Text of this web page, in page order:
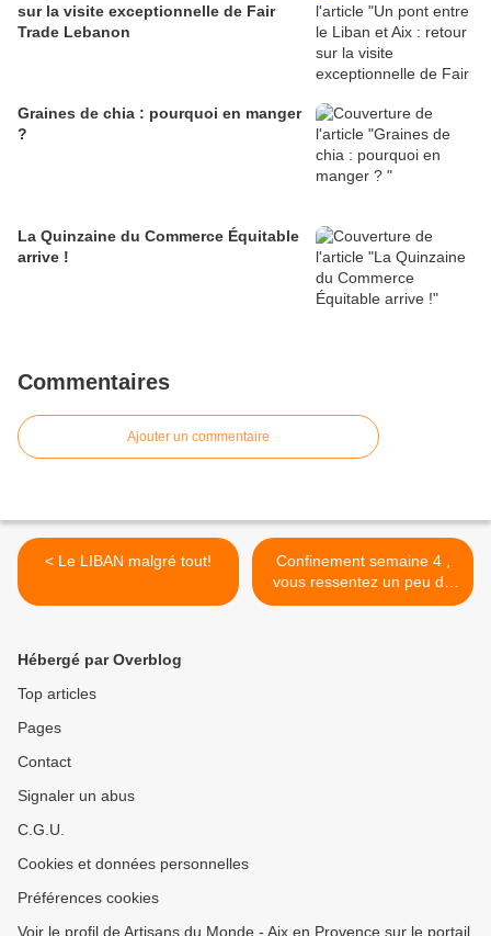
sur la visite exceptionnelle de Fair
Trade Lebanon
Graines de chia : pourquoi en manger
?
La Quinzaine du Commerce Équitable
arrive !
Commentaires
Ajouter un commentaire
< Le LIBAN malgré tout!
Confinement semaine 4 ,
vous ressentez un peu de
«ras le bol » Inspirez…
Hébergé par Overblog
Top articles
Pages
Contact
Signaler un abus
C.G.U.
Cookies et données personnelles
Préférences cookies
Voir le profil de Artisans du Monde - Aix en Provence sur le portail